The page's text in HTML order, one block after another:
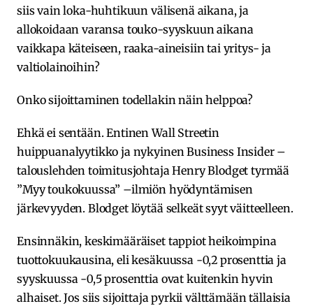
siis vain loka-huhtikuun välisenä aikana, ja
allokoidaan varansa touko-syyskuun aikana
vaikkapa käteiseen, raaka-aineisiin tai yritys- ja
valtiolainoihin?
Onko sijoittaminen todellakin näin helppoa?
Ehkä ei sentään. Entinen Wall Streetin
huippuanalyytikko ja nykyinen Business Insider –
talouslehden toimitusjohtaja Henry Blodget tyrmää
”Myy toukokuussa” –ilmiön hyödyntämisen
järkevyyden. Blodget löytää selkeät syyt väitteelleen.
Ensinnäkin, keskimääräiset tappiot heikoimpina
tuottokuukausina, eli kesäkuussa -0,2 prosenttia ja
syyskuussa -0,5 prosenttia ovat kuitenkin hyvin
alhaiset. Jos siis sijoittaja pyrkii välttämään tällaisia